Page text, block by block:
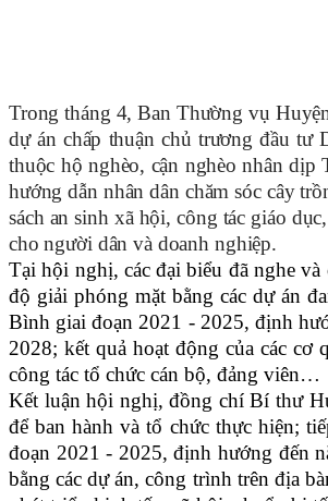
Trong tháng 4, Ban Thường vụ
dự án chấp thuận chủ trương đầu
thuộc hộ nghèo, cận nghèo nhân
hướng dẫn nhân dân chăm sóc cây
sách an sinh xã hội, công tác giáo
cho người dân và doanh nghiệp.
Tại hội nghị, các đại biểu đã nghe
độ giải phóng mặt bằng các dự án
Bình giai đoạn 2021 - 2025, định
2028; kết quả hoạt động của các
công tác tổ chức cán bộ, đảng viên…
Kết luận hội nghị, đồng chí Bí thư
để ban hành và tổ chức thực hiện;
đoạn 2021 - 2025, định hướng đến
bằng các dự án, công trình trên địa